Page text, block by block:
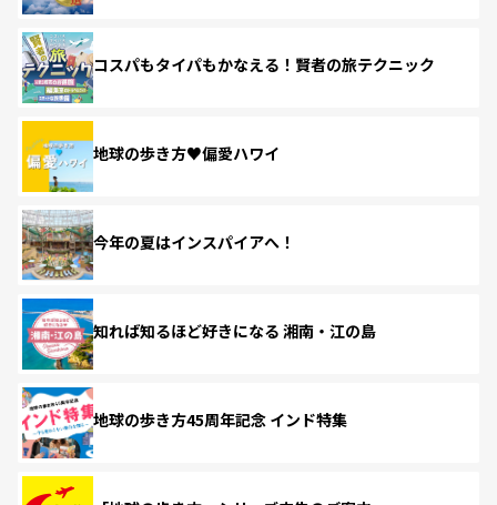
コスパもタイパもかなえる！賢者の旅テクニック
地球の歩き方♥偏愛ハワイ
今年の夏はインスパイアへ！
知れば知るほど好きになる 湘南・江の島
地球の歩き方45周年記念 インド特集